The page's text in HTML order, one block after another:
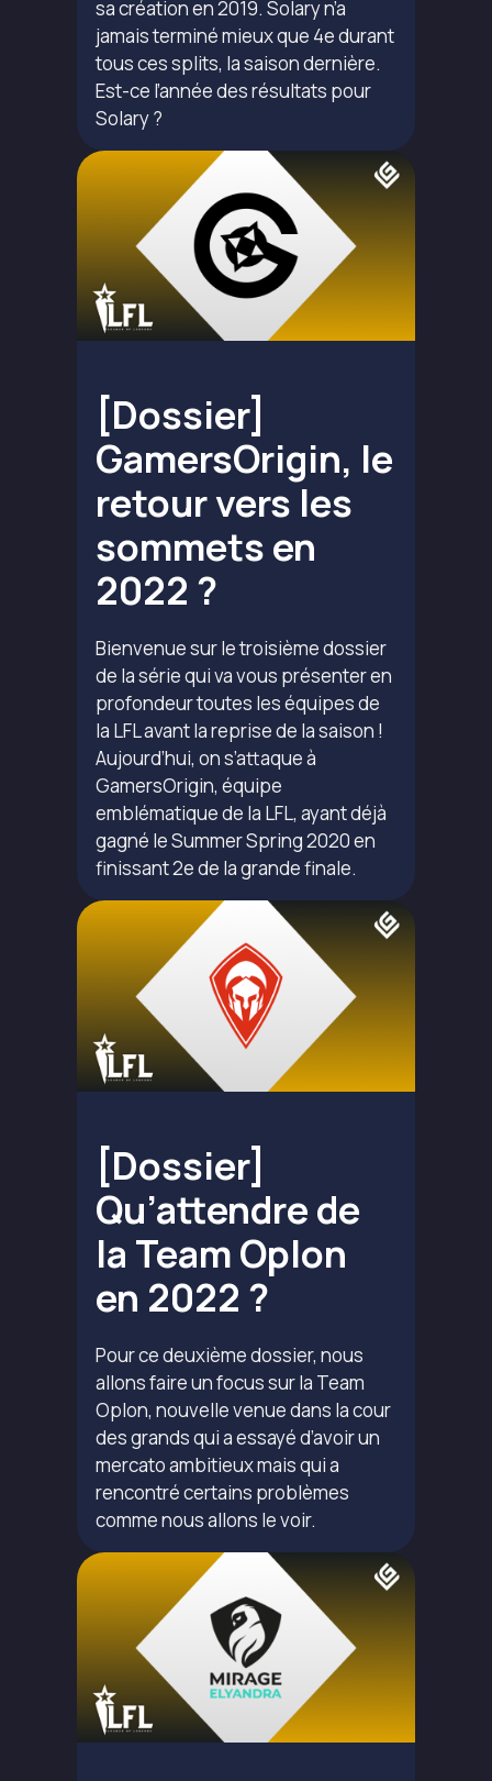
sa création en 2019. Solary n’a
jamais terminé mieux que 4e durant
tous ces splits, la saison dernière.
Est-ce l’année des résultats pour
Solary ?
[Dossier]
GamersOrigin, le
retour vers les
sommets en
2022 ?
Bienvenue sur le troisième dossier
de la série qui va vous présenter en
profondeur toutes les équipes de
la LFL avant la reprise de la saison !
Aujourd’hui, on s’attaque à
GamersOrigin, équipe
emblématique de la LFL, ayant déjà
gagné le Summer Spring 2020 en
finissant 2e de la grande finale.
[Dossier]
Qu’attendre de
la Team Oplon
en 2022 ?
Pour ce deuxième dossier, nous
allons faire un focus sur la Team
Oplon, nouvelle venue dans la cour
des grands qui a essayé d’avoir un
mercato ambitieux mais qui a
rencontré certains problèmes
comme nous allons le voir.